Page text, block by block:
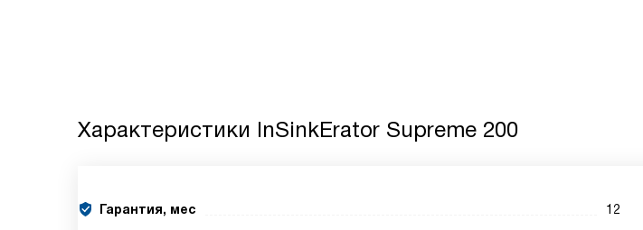
Характеристики InSinkErator Supreme 200
Гарантия, мес
12